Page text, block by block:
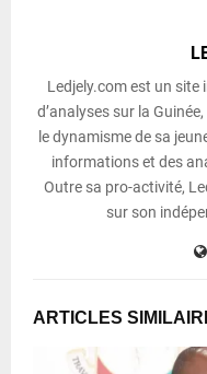
Ledjely.com est un site
d’analyses sur la
le dynamisme de sa
informations et des
Outre sa pro-activité,
sur son
ARTICLES